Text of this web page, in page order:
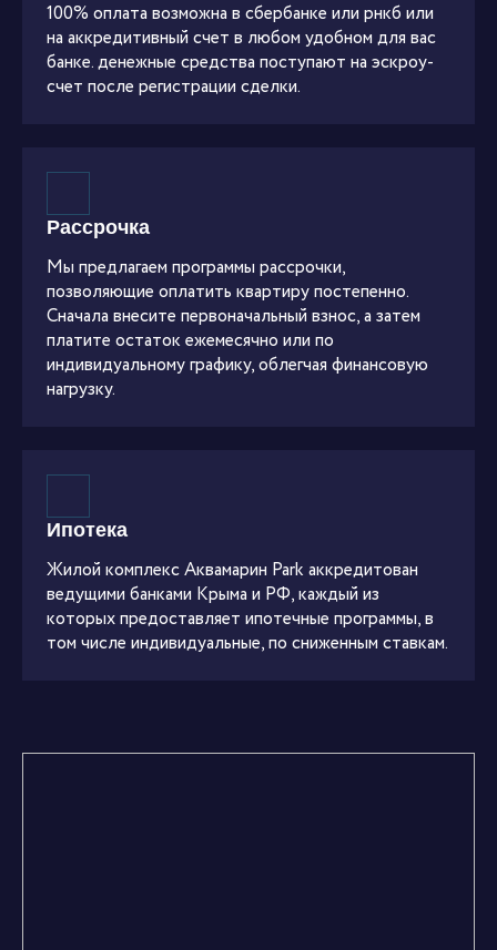
100% оплата возможна в сбербанке или рнкб или
на аккредитивный счет в любом удобном для вас
банке. денежные средства поступают на эскроу-
счет после регистрации сделки.
Рассрочка
Мы предлагаем программы рассрочки,
позволяющие оплатить квартиру постепенно.
Сначала внесите первоначальный взнос, а затем
платите остаток ежемесячно или по
индивидуальному графику, облегчая финансовую
нагрузку.
Ипотека
Жилой комплекс Аквамарин Park аккредитован
ведущими банками Крыма и РФ, каждый из
которых предоставляет ипотечные программы, в
том числе индивидуальные, по сниженным ставкам.